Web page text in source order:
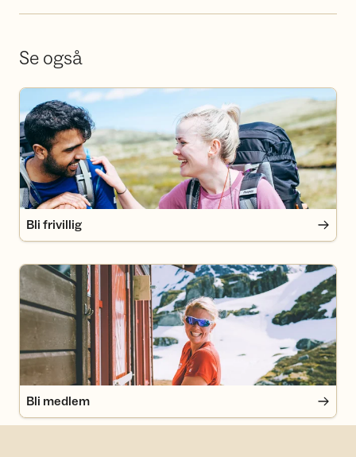
Se også
Bli frivillig
Bli frivillig
Bli medlem
Bli medlem